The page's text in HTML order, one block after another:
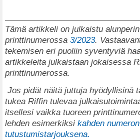
Tämä artikkeli on julkaistu
printtinumerossa 3/2023.
tekemisen eri puoliin syventyviä
artikkeleita julkaistaan jokaisessa
printtinumerossa.
Jos pidät näitä juttuja hyödyllisinä
tukea Riffin tulevaa
itsellesi vaikka tuoreen
lehden esimerkiksi kahden numeron
tutustumistarjouksena.